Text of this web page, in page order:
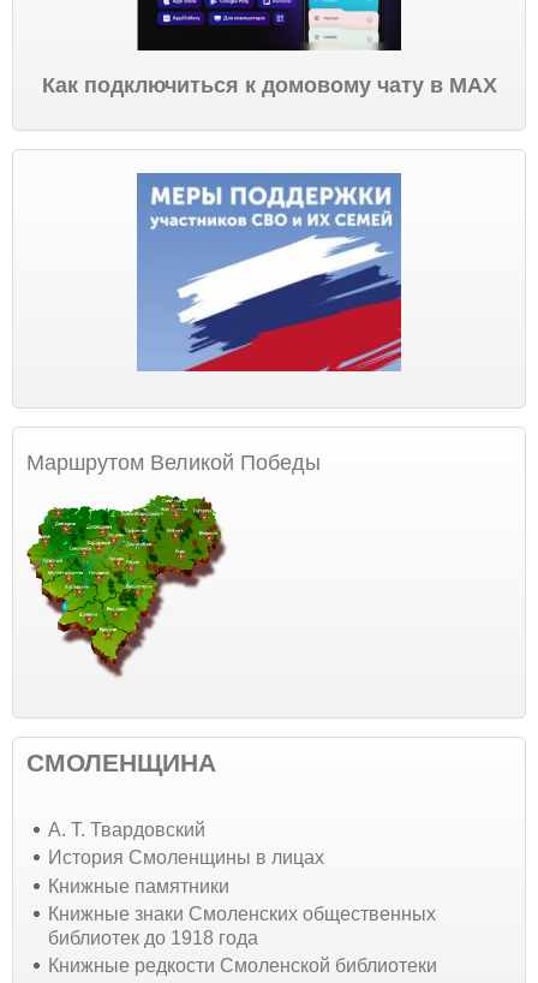
Как подключиться к домовому чату в МАХ
Маршрутом Великой Победы
СМОЛЕНЩИНА
А. Т. Твардовский
История Смоленщины в лицах
Книжные памятники
Книжные знаки Смоленских общественных
библиотек до 1918 года
Книжные редкости Смоленской библиотеки